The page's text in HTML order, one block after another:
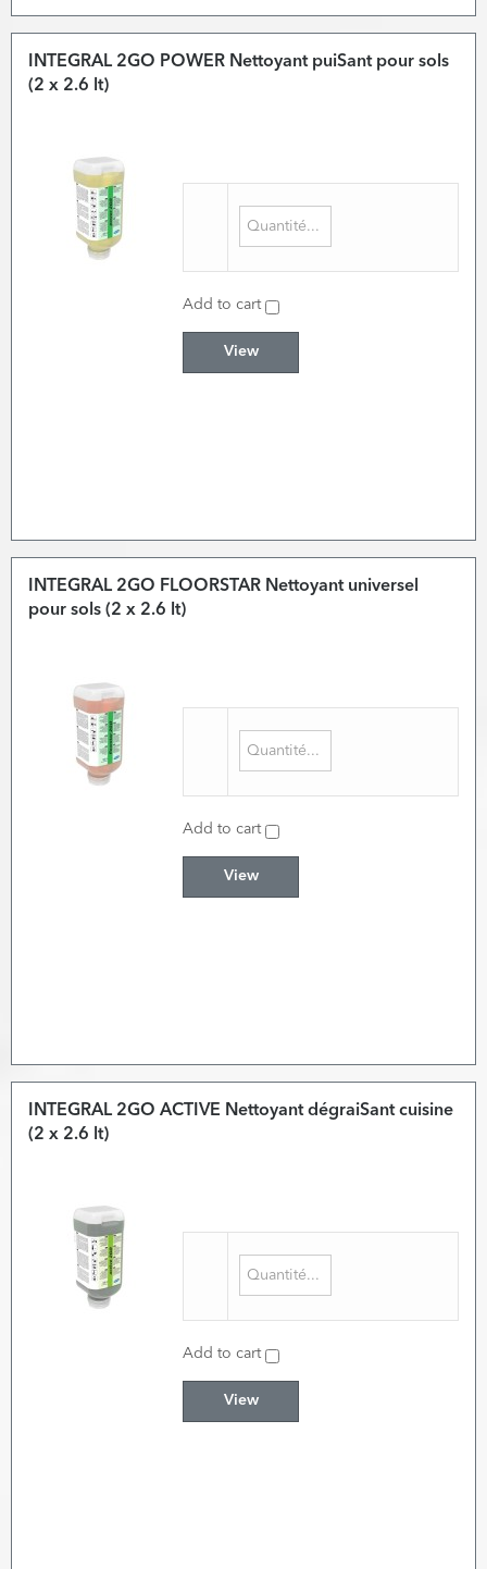
INTEGRAL 2GO POWER Nettoyant puiSant pour sols
(2 x 2.6 lt)
Add to cart
View
INTEGRAL 2GO FLOORSTAR Nettoyant universel
pour sols (2 x 2.6 lt)
Add to cart
View
INTEGRAL 2GO ACTIVE Nettoyant dégraiSant cuisine
(2 x 2.6 lt)
Add to cart
View